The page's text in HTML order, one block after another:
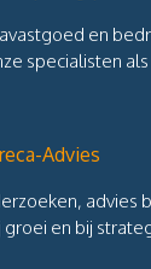
en
specialisten
Advies
advies
en bij